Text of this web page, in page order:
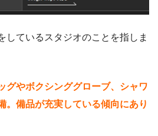
しているスタジオのことを指しま
グやボクシンググローブ、シャワ
。備品が充実している傾向にあり